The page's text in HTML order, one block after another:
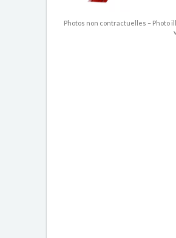
Photos non contractuelles –